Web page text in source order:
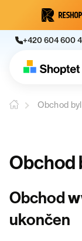
+420 604 600
Obchod
Obchod
Obchod
ukončen